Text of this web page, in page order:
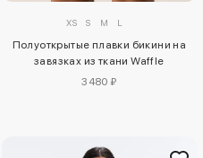
XS S M L
Полуоткрытые плавки бикини на
завязках из ткани Waffle
3480 ₽